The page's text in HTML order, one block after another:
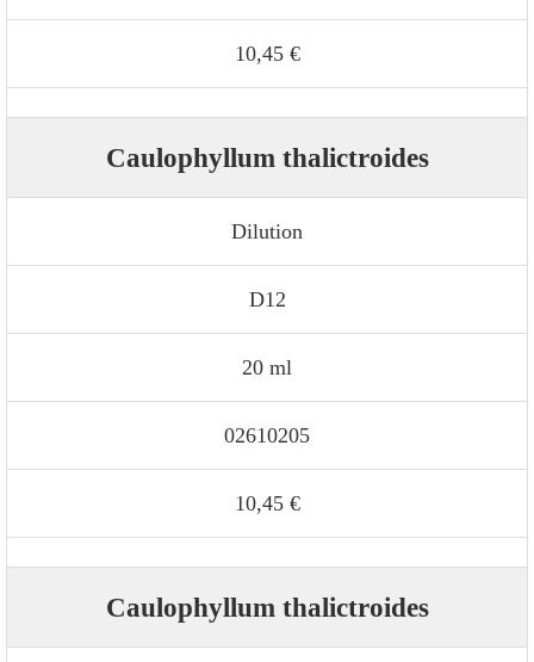
10,45 €
Caulophyllum thalictroides
Dilution
D12
20 ml
02610205
10,45 €
Caulophyllum thalictroides